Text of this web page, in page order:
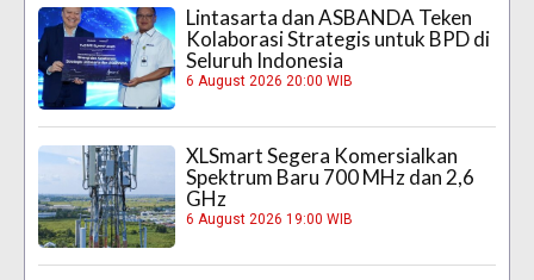
Lintasarta dan ASBANDA Teken
Kolaborasi Strategis untuk BPD di
Seluruh Indonesia
6 August 2026 20:00 WIB
XLSmart Segera Komersialkan
Spektrum Baru 700 MHz dan 2,6
GHz
6 August 2026 19:00 WIB